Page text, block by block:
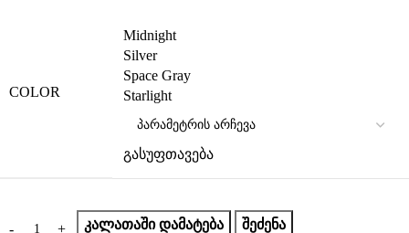
COLOR
Midnight
Silver
Space Gray
Starlight
გასუფთავება
ᲙᲐᲚᲐᲗᲐᲨᲘ ᲓᲐᲛᲐᲢᲔᲑᲐ ᲨᲔᲫᲔᲜᲐ